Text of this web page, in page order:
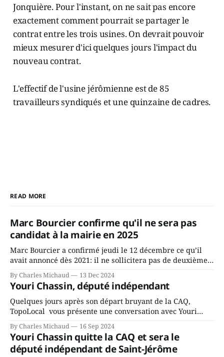
Jonquière. Pour l'instant, on ne sait pas encore
exactement comment pourrait se partager le
contrat entre les trois usines. On devrait pouvoir
mieux mesurer d'ici quelques jours l'impact du
nouveau contrat.
L'effectif de l'usine jérômienne est de 85
travailleurs syndiqués et une quinzaine de cadres.
READ MORE
Marc Bourcier confirme qu'il ne sera pas
candidat à la mairie en 2025
Marc Bourcier a confirmé jeudi le 12 décembre ce qu’il
avait annoncé dès 2021: il ne sollicitera pas de deuxième
mandat à titre de maire de Saint-Jérôme. Bourcier en a
fait l’annonce en s’adressant aux employés de la ville,
rassemblés en soirée pour leur traditionnel souper
By Charles Michaud 13 Dec 2024
Youri Chassin, député indépendant
Quelques jours après son départ bruyant de la CAQ,
TopoLocal vous présente une conversation avec Youri
Chassin. Nous avons causé de sa décision. Y songeait-il
depuis longtemps? Sera-t-il candidat indépendant dans 2
ans? Joindrait-il un autre parti, par exemple les
conservateurs d’Éric Duhaime? Que lui
By Charles Michaud 16 Sep 2024
Youri Chassin quitte la CAQ et sera le
député indépendant de Saint-Jérôme